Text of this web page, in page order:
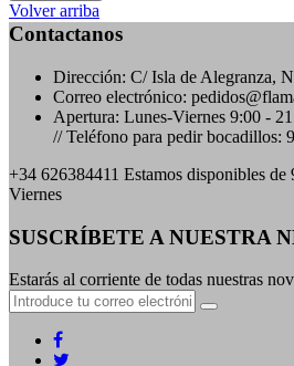
Volver arriba
Contactanos
Dirección: C/ Isla de Alegranza,
Correo electrónico:
Apertura: Lunes-Viernes 9:00 -
// Teléfono para pedir bocadillos:
+34 626384411 Estamos disponibles
Viernes
SUSCRÍBETE A NUESTRA
Estarás al corriente de todas nuestras